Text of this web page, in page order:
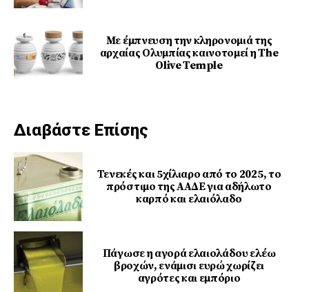
Με έμπνευση την κληρονομιά της
αρχαίας Ολυμπίας καινοτομεί η The
Olive Temple
Διαβάστε Επίσης
Τενεκές και 5χίλιαρο από το 2025, το
πρόστιμο της ΑΑΔΕ για αδήλωτο
καρπό και ελαιόλαδο
Πάγωσε η αγορά ελαιολάδου ελέω
βροχών, ενάμισι ευρώ χωρίζει
αγρότες και εμπόριο